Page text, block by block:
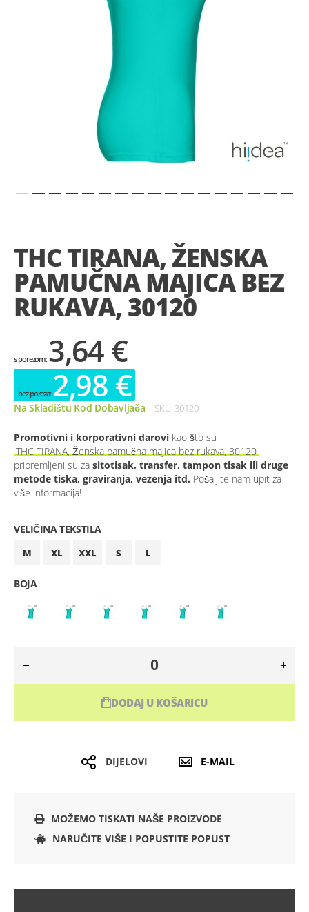
beginning
of
the
images
gallery
THC TIRANA, ŽENSKA
PAMUČNA MAJICA BEZ
RUKAVA, 30120
3,64 €
2,98 €
Na Skladištu Kod Dobavljača SKU 30120
Promotivni i korporativni darovi kao što su
THC TIRANA, Ženska pamučna majica bez rukava, 30120
pripremljeni su za sitotisak, transfer, tampon tisak ili druge
metode tiska, graviranja, vezenja itd. Pošaljite nam upit za
više informacija!
VELIČINA TEKSTILA
M XL XXL S L
BOJA
DODAJ U KOŠARICU
DIJELOVI E-MAIL
MOŽEMO TISKATI NAŠE PROIZVODE
NARUČITE VIŠE I POPUSTITE POPUST